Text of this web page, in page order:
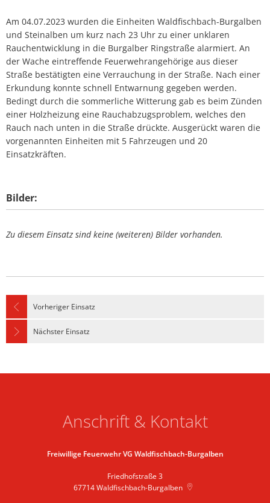
Am 04.07.2023 wurden die Einheiten Waldfischbach-Burgalben
und Steinalben um kurz nach 23 Uhr zu einer unklaren
Rauchentwicklung in die Burgalber Ringstraße alarmiert. An
der Wache eintreffende Feuerwehrangehörige aus dieser
Straße bestätigten eine Verrauchung in der Straße. Nach einer
Erkundung konnte schnell Entwarnung gegeben werden.
Bedingt durch die sommerliche Witterung gab es beim Zünden
einer Holzheizung eine Rauchabzugsproblem, welches den
Rauch nach unten in die Straße drückte. Ausgerückt waren die
vorgenannten Einheiten mit 5 Fahrzeugen und 20
Einsatzkräften.
Bilder:
Zu diesem Einsatz sind keine (weiteren) Bilder vorhanden.
Vorheriger Einsatz
Nächster Einsatz
Anschrift & Kontakt
Freiwillige Feuerwehr VG Waldfischbach-Burgalben
Friedhofstraße 3
67714 Waldfischbach-Burgalben